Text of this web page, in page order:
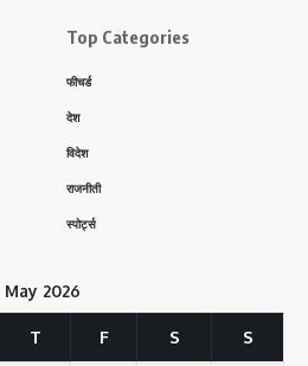
Top Categories
फीचर्ड
देश
विदेश
राजनीती
स्पोर्ट्स
May 2026
T F S S